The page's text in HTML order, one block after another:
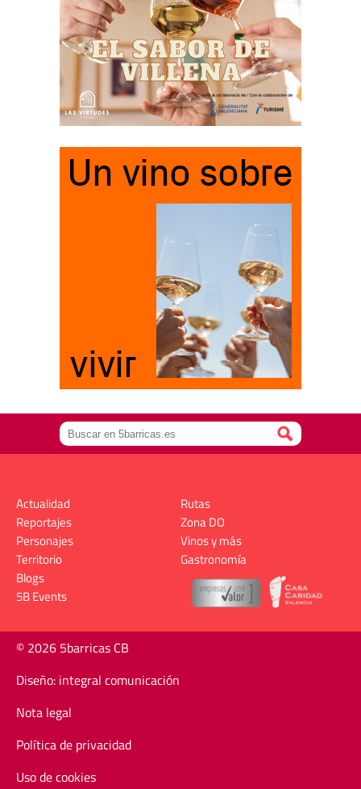
Actualidad
Reportajes
Personajes
Territorio
Rutas
Zona DO
Vinos y más
Gastronomía
Blogs
5B Events
© 2026 5barricas CB
Diseño: integral comunicación
Nota legal
Política de privacidad
Uso de cookies